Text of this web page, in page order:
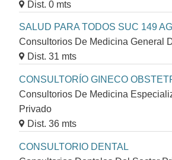
Dist. 0 mts
SALUD PARA TODOS SUC 149
Consultorios De Medicina General
Dist. 31 mts
CONSULTORÍO GINECO
Consultorios De Medicina
Privado
Dist. 36 mts
CONSULTORIO DENTAL